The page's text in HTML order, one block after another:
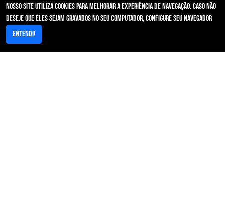
IDSS - Programa de qualificação das operadoras
RN 593
Notificação Por Inadimplência
Nosso site utiliza cookies para melhorar a experiência de navegação. Caso não
deseje que eles sejam gravados no seu computador, configure seu navegador
Entendi!